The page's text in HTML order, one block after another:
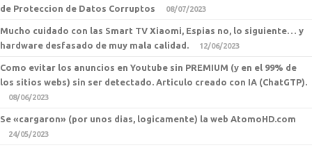
de Proteccion de Datos Corruptos
08/07/2023
Mucho cuidado con las Smart TV Xiaomi, Espias no, lo siguiente… y
hardware desfasado de muy mala calidad.
12/06/2023
Como evitar los anuncios en Youtube sin PREMIUM (y en el 99% de
los sitios webs) sin ser detectado. Articulo creado con IA (ChatGTP).
08/06/2023
Se «cargaron» (por unos dias, logicamente) la web AtomoHD.com
24/05/2023